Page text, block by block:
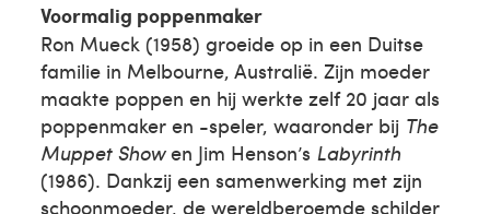
Voormalig poppenmaker
Ron Mueck (1958) groeide op in een Duitse
familie in Melbourne, Australië. Zijn moeder
maakte poppen en hij werkte zelf 20 jaar als
poppenmaker en -speler, waaronder bij The
Muppet Showen Jim Henson’s Labyrinth
(1986). Dankzij een samenwerking met zijn
schoonmoeder, de wereldberoemde schilder